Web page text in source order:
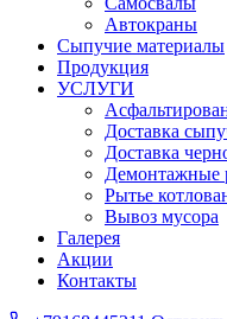
Автокраны
Сыпучие материалы
Продукция
УСЛУГИ
Доставка
Доставка
Демонтажные
Рытье
Вывоз мусора
Галерея
Акции
Контакты